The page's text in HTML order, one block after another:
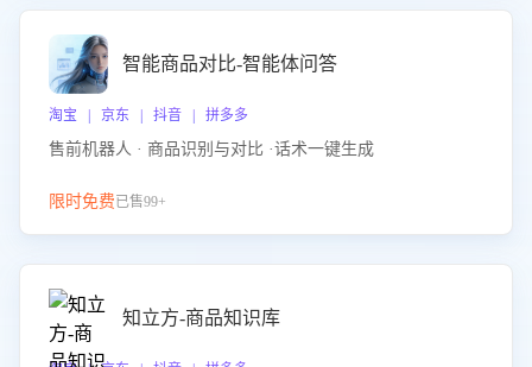
智能商品对比-智能体问答
淘宝 | 京东 | 抖音 | 拼多多
售前机器人 · 商品识别与对比 ·话术一键生成
限时免费已售99+
知立方-商品知识库